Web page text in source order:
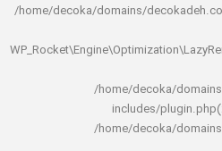
/home/decoka/domains/
/home/
/home/